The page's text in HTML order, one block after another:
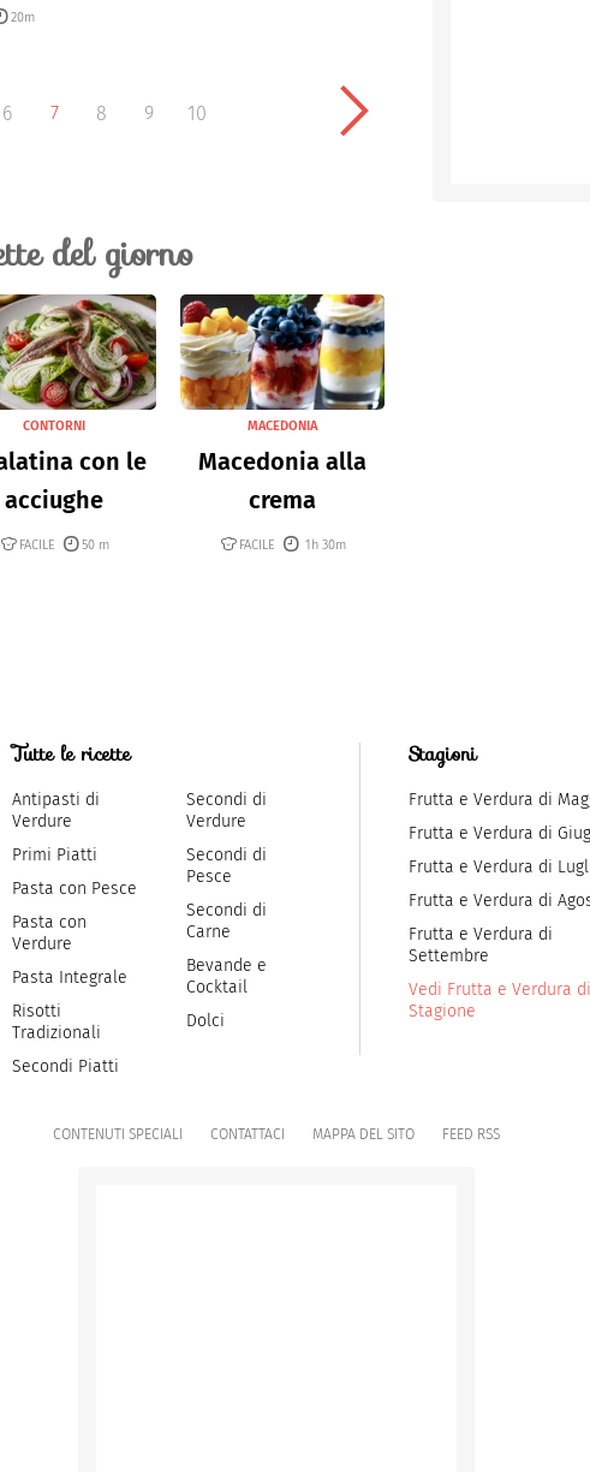
20m
6 7 8 9 10
del giorno
CONTORNI
con le
acciughe
FACILE 50 m
MACEDONIA
Macedonia alla
crema
FACILE 1h 30m
Tutte le ricette
Antipasti di
Verdure
Primi Piatti
Pasta con Pesce
Pasta con
Verdure
Pasta Integrale
Risotti
Tradizionali
Secondi Piatti
Secondi di
Verdure
Secondi di
Pesce
Secondi di
Carne
Bevande e
Cocktail
Dolci
Stagioni
Frutta e Verdura di
Frutta e Verdura di
Frutta e Verdura di
Frutta e Verdura di
Frutta e Verdura di
Settembre
Vedi Frutta e Verdura di
Stagione
CONTENUTI SPECIALI CONTATTACI MAPPA DEL SITO FEED RSS